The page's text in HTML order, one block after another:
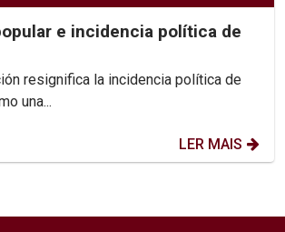
e incidencia política de
resignifica la incidencia política de
una...
LER MAIS